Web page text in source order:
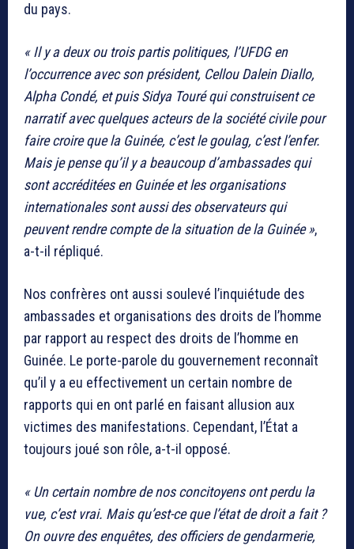
du pays.
« Il y a deux ou trois partis politiques, l’UFDG en
l’occurrence avec son président, Cellou Dalein Diallo,
Alpha Condé, et puis Sidya Touré qui construisent ce
narratif avec quelques acteurs de la société civile pour
faire croire que la Guinée, c’est le goulag, c’est l’enfer.
Mais je pense qu’il y a beaucoup d’ambassades qui
sont accréditées en Guinée et les organisations
internationales sont aussi des observateurs qui
peuvent rendre compte de la situation de la Guinée »,
a-t-il répliqué.
Nos confrères ont aussi soulevé l’inquiétude des
ambassades et organisations des droits de l’homme
par rapport au respect des droits de l’homme en
Guinée. Le porte-parole du gouvernement reconnaît
qu’il y a eu effectivement un certain nombre de
rapports qui en ont parlé en faisant allusion aux
victimes des manifestations. Cependant, l’État a
toujours joué son rôle, a-t-il opposé.
« Un certain nombre de nos concitoyens ont perdu la
vue, c’est vrai. Mais qu’est-ce que l’état de droit a fait ?
On ouvre des enquêtes, des officiers de gendarmerie,